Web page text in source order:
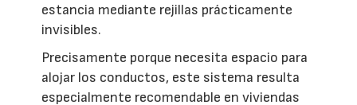
estancia mediante rejillas prácticamente
invisibles.
Precisamente porque necesita espacio para
alojar los conductos, este sistema resulta
especialmente recomendable en viviendas